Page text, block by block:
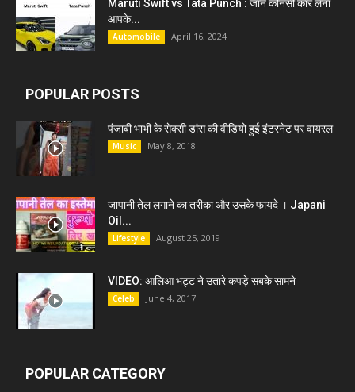
Maruti Swift vs Tata Punch : जाने कौनसी कार लेना
आपके...
Automobile April 16, 2024
POPULAR POSTS
पंजाबी भाभी के सेक्सी डांस की वीडियो हुई इंटरनेट पर वायरल
Music May 8, 2018
जापानी तेल लगाने का तरीका और उसके फायदे । Japani
Oil...
Lifestyle August 25, 2019
VIDEO: आलिआ भट्ट ने उतारे कपड़े सबके सामने
Celeb June 4, 2017
POPULAR CATEGORY